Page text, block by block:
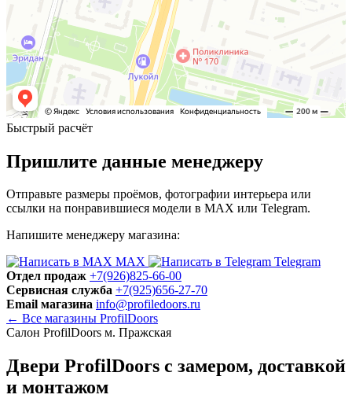
Быстрый расчёт
Пришлите данные менеджеру
Отправьте размеры проёмов, фотографии интерьера или
ссылки на понравившиеся модели в MAX или Telegram.
Напишите менеджеру магазина:
MAX
Telegram
Отдел продаж +7(926)825-66-00
Сервисная служба +7(925)656-27-70
Email магазина info@profiledoors.ru
← Все магазины ProfilDoors
Салон ProfilDoors м. Пражская
Двери ProfilDoors с замером, доставкой
и монтажом